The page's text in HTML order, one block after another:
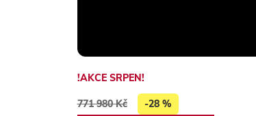
!AKCE SRPEN!
771 980 Kč -28 %